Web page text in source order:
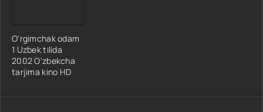
O'rgimchak odam
1 Uzbek tilida
2002 O'zbekcha
tarjima kino HD